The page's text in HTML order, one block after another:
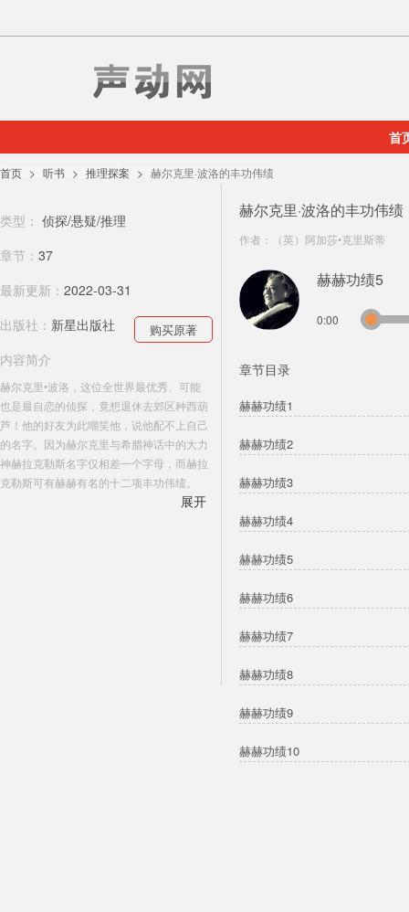
首
首页 听书 推理探案 赫尔克里·波洛的丰功伟绩
类型： 侦探/悬疑/推理
章节： 37
最新更新： 2022-03-31
出版社： 新星出版社 购买原著
内容简介
赫尔克里•波洛，这位全世界最优秀、可能
也是最自恋的侦探，竟想退休去郊区种西葫
芦！他的好友为此嘲笑他，说他配不上自己
的名字。因为赫尔克里与希腊神话中的大力
神赫拉克勒斯名字仅相差一个字母，而赫拉
克勒斯可有赫赫有名的十二项丰功伟绩。
波洛自然不会服输，他决定，要再接十二桩
展开
赫尔克里·波洛的丰功伟绩
作者： （英）阿加莎•克里斯蒂
赫赫功绩5
0:00
章节目录
赫赫功绩1
赫赫功绩2
赫赫功绩3
赫赫功绩4
赫赫功绩5
赫赫功绩6
赫赫功绩7
赫赫功绩8
赫赫功绩9
赫赫功绩10